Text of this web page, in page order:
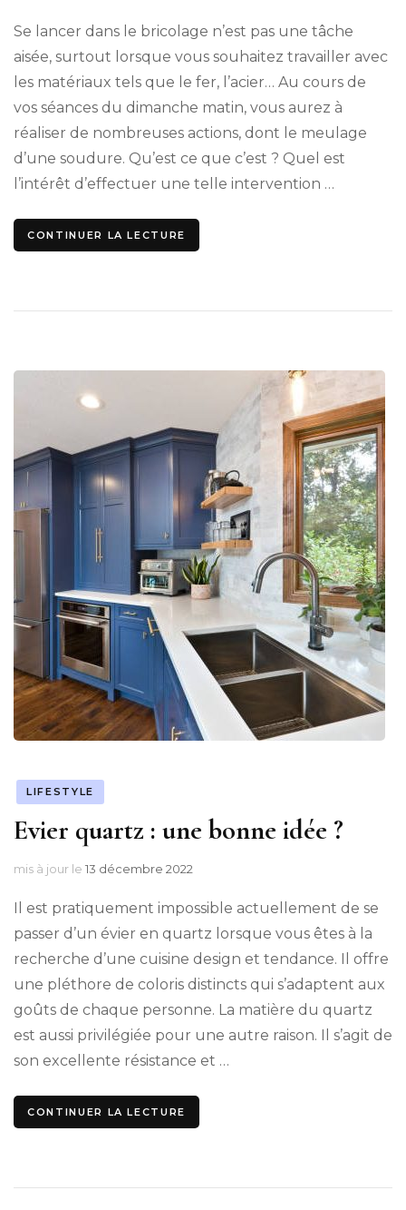
Se lancer dans le bricolage n’est pas une tâche
aisée, surtout lorsque vous souhaitez travailler avec
les matériaux tels que le fer, l’acier… Au cours de
vos séances du dimanche matin, vous aurez à
réaliser de nombreuses actions, dont le meulage
d’une soudure. Qu’est ce que c’est ? Quel est
l’intérêt d’effectuer une telle intervention …
CONTINUER LA LECTURE
LIFESTYLE
Evier quartz : une bonne idée ?
mis à jour le 13 décembre 2022
Il est pratiquement impossible actuellement de se
passer d’un évier en quartz lorsque vous êtes à la
recherche d’une cuisine design et tendance. Il offre
une pléthore de coloris distincts qui s’adaptent aux
goûts de chaque personne. La matière du quartz
est aussi privilégiée pour une autre raison. Il s’agit de
son excellente résistance et …
CONTINUER LA LECTURE